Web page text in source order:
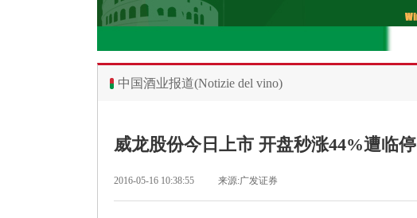
中国酒业报道(Notizie del vino)
威龙股份今日上市 开盘秒涨44%遭临停
2016-05-16 10:38:55 来源:广发证券